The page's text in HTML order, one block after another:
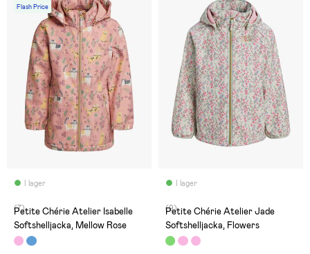
Flash Price
I lager
(7)
Petite Chérie Atelier Isabelle
Softshelljacka, Mellow Rose
I lager
(9)
Petite Chérie Atelier Jade
Softshelljacka, Flowers